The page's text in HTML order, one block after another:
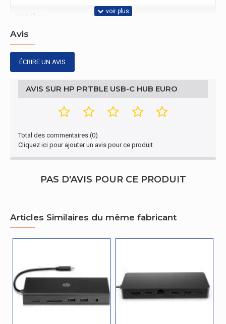
Largeur de l'emballage
Profondeur de l'emballage
Hauteur de l'emballage 29 mm
Systèmes d'exploitation
compatibles
Windows 10; Windows 11;
Performance
Prise en charge du système
d'exploitation Windows
Windows 10, Windows 11
Avis
ÉCRIRE UN AVIS
AVIS SUR HP PRTBLE USB-C HUB EURO
Total des commentaires (0)
Cliquez ici pour ajouter un avis pour ce produit
PAS D'AVIS POUR CE PRODUIT
Articles Similaires du même fabricant